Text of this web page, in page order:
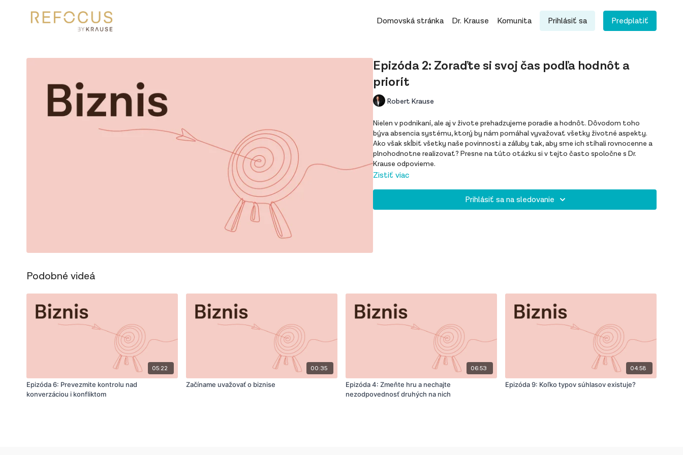
Domovská stránka Dr. Krause Komunita Prihlásiť sa Predplatiť
Epizóda 2: Zoraďte si svoj čas podľa hodnôt a
priorít
Robert Krause
Nielen v podnikaní, ale aj v živote prehadzujeme poradie a hodnôt. Dôvodom toho
býva absencia systému, ktorý by nám pomáhal vyvažovať všetky životné aspekty.
Ako však skĺbiť všetky naše povinnosti a záľuby tak, aby sme ich stíhali rovnocenne a
plnohodnotne realizovať? Presne na túto otázku si v tejto často spoločne s Dr.
Krause odpovieme.
Zistiť viac
Prihlásiť sa na sledovanie
Podobné videá
05:22
Epizóda 6: Prevezmite kontrolu nad
konverzáciou i konfliktom
00:35
Začíname uvažovať o biznise
06:53
Epizóda 4: Zmeňte hru a nechajte
nezodpovednosť druhých na nich
04:58
Epizóda 9: Koľko typov súhlasov existuje?